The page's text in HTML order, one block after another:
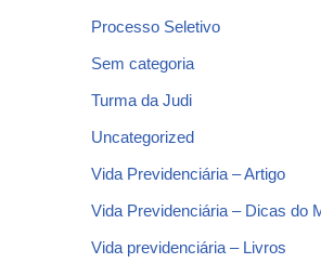
Processo Seletivo
Sem categoria
Turma da Judi
Uncategorized
Vida Previdenciária – Artigo
Vida Previdenciária – Dicas do
Vida previdenciária – Livros